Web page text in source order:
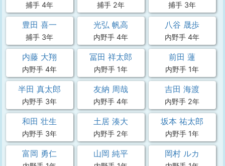
捕手 4年 捕手 2年 捕手 3年
豊田 喜一
捕手 3年
光弘 帆高
内野手 4年
八谷 晟歩
内野手 4年
内藤 大翔
内野手 4年
冨田 祥太郎
内野手 1年
前田 蓮
内野手 1年
半田 真太郎
内野手 3年
友納 周哉
内野手 4年
吉田 海渡
内野手 2年
和田 壮生
内野手 3年
土居 湊大
内野手 2年
坂本 祐太郎
内野手 1年
富岡 勇仁 山岡 純平 岡村 ルカ